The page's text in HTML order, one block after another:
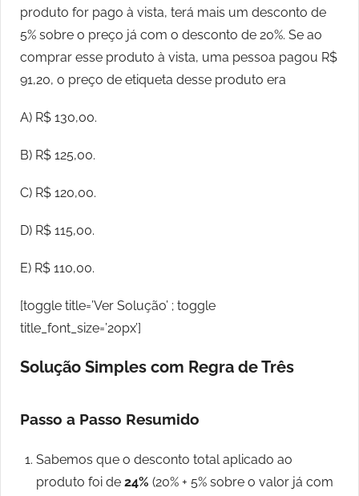
produto for pago à vista, terá mais um desconto de
5% sobre o preço já com o desconto de 20%. Se ao
comprar esse produto à vista, uma pessoa pagou R$
91,20, o preço de etiqueta desse produto era
A) R$ 130,00.
B) R$ 125,00.
C) R$ 120,00.
D) R$ 115,00.
E) R$ 110,00.
[toggle title=’Ver Solução’ ; toggle
title_font_size=’20px’]
Solução Simples com Regra de Três
Passo a Passo Resumido
Sabemos que o desconto total aplicado ao
produto foi de 24% (20% + 5% sobre o valor já com